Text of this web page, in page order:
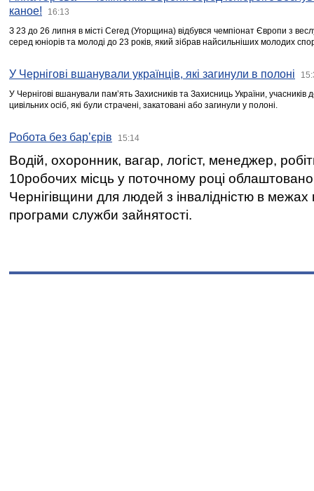
каное!
16:13
З 23 до 26 липня в місті Сегед (Угорщина) відбувся чемпіонат Європи з
серед юніорів та молоді до 23 років, який зібрав найсильніших молодих
У Чернігові вшанували українців, які загинули в полоні
У Чернігові вшанували пам’ять Захисників та Захисниць України,
цивільних осіб, які були страчені, закатовані або загинули у полоні.
Робота без бар’єрів 15:14
Водій, охоронник, вагар, логіст, менеджер,
10робочих місць у поточному році
Чернігівщини для людей з інвалідністю в межах
програми служби зайнятості.